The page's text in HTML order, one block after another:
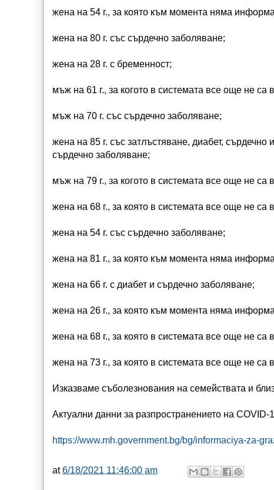
жена на 54 г., за която към момента няма
жена на 80 г. със сърдечно заболяване;
жена на 28 г. с бременност;
мъж на 61 г., за когото в системата все още не
мъж на 70 г. със сърдечно заболяване;
жена на 85 г. със затлъстяване, диабет,
сърдечно заболяване;
мъж на 79 г., за когото в системата все още не
жена на 68 г., за която в системата все още не
жена на 54 г. със сърдечно заболяване;
жена на 81 г., за която към момента няма
жена на 66 г. с диабет и сърдечно заболяване;
жена на 26 г., за която към момента няма
жена на 68 г., за която в системата все още не
жена на 73 г., за която в системата все още не
Изказваме съболезнования на семействата и
Актуални данни за разпространението на
https://www.mh.government.bg/bg/informaciya-za-
at6/18/2021 11:46:00 am